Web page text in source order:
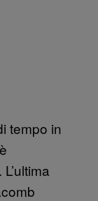
tempo in